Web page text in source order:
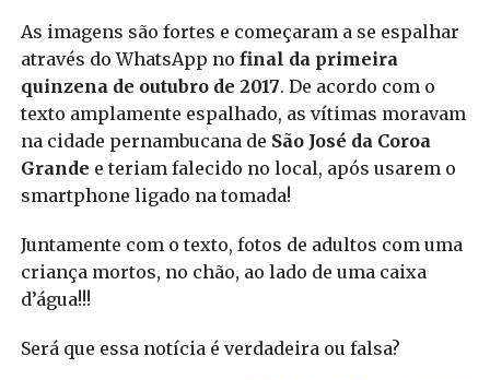
As imagens são fortes e começaram a se espalhar
através do WhatsApp no final da primeira
quinzena de outubro de 2017. De acordo com o
texto amplamente espalhado, as vítimas moravam
na cidade pernambucana de São José da Coroa
Grande e teriam falecido no local, após usarem o
smartphone ligado na tomada!
Juntamente com o texto, fotos de adultos com uma
criança mortos, no chão, ao lado de uma caixa
d’água!!!
Será que essa notícia é verdadeira ou falsa?